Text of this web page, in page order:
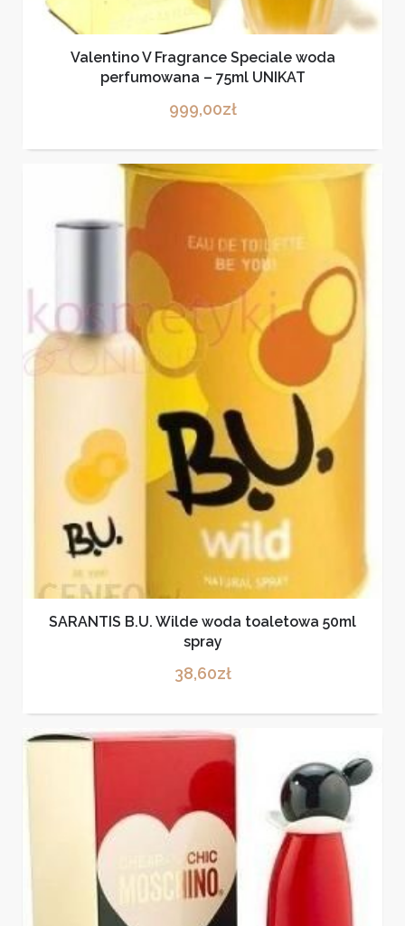
Valentino V Fragrance Speciale woda
perfumowana – 75ml UNIKAT
999,00zł
SARANTIS B.U. Wilde woda toaletowa 50ml
spray
38,60zł